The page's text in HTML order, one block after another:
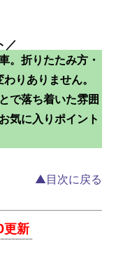
／
。折りたたみ方・
りありません。
で落ち着いた雰囲
気に入りポイント
▲目次に戻る
新